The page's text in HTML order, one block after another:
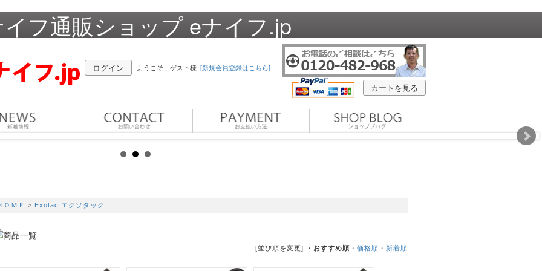
フ通販ショップ eナイフ.jp
カートを見る
ログイン ようこそ、ゲスト様 [新規会員登録はこちら]
ＯＭＥ > Exotac エクソタック
[並び順を変更] ・ おすすめ順 ・ 価格順 ・ 新着順